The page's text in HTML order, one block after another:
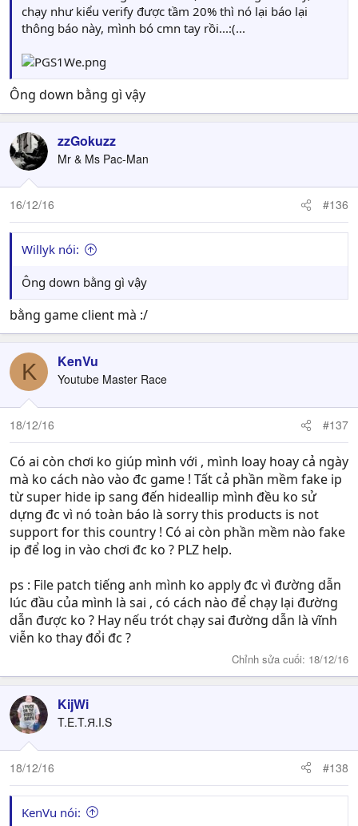
chạy như kiểu verify được tầm 20% thì nó lại báo lại
thông báo này, mình bó cmn tay rồi...:(...
Ông down bằng gì vậy
zzGokuzz
Mr & Ms Pac-Man
16/12/16 #136
Willyk nói:
Ông down bằng gì vậy
bằng game client mà :/
K KenVu
Youtube Master Race
18/12/16 #137
Có ai còn chơi ko giúp mình với , mình loay hoay cả ngày
mà ko cách nào vào đc game ! Tất cả phần mềm fake ip
từ super hide ip sang đến hideallip mình đều ko sử
dựng đc vì nó toàn báo là sorry this products is not
support for this country ! Có ai còn phần mềm nào fake
ip để log in vào chơi đc ko ? PLZ help.
ps : File patch tiếng anh mình ko apply đc vì đường dẫn
lúc đầu của mình là sai , có cách nào để chạy lại đường
dẫn được ko ? Hay nếu trót chạy sai đường dẫn là vĩnh
viễn ko thay đổi đc ?
Chỉnh sửa cuối: 18/12/16
KijWi
T.E.T.Я.I.S
18/12/16 #138
KenVu nói: